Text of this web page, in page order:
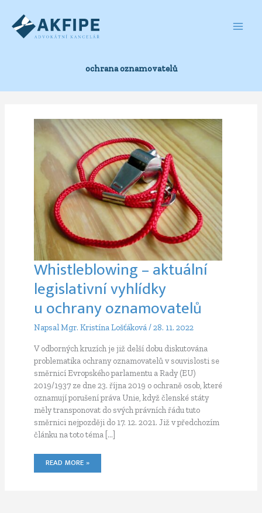
obsah
ochrana oznamovatelů
Whistleblowing – aktuální
legislativní vyhlídky
u ochrany oznamovatelů
NapsalMgr. Kristína Lošťáková/28. 11. 2022
V odborných kruzích je již delší dobu diskutována
problematika ochrany oznamovatelů v souvislosti se
směrnicí Evropského parlamentu a Rady (EU)
2019/1937 ze dne 23. října 2019 o ochraně osob, které
oznamují porušení práva Unie, když členské státy
měly transponovat do svých právních řádu tuto
směrnici nejpozději do 17. 12. 2021. Již v předchozím
článku na toto téma […]
WHISTLEBLOWING
–
AKTUÁLNÍ
READ MORE »